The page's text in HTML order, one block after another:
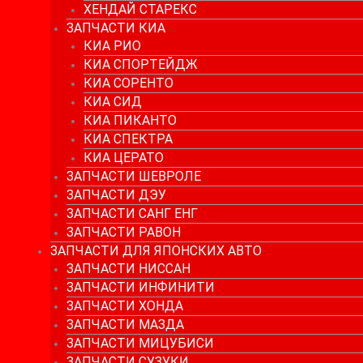
ХЕНДАЙ СТАРЕКС
ЗАПЧАСТИ КИА
КИА РИО
КИА СПОРТЕЙДЖ
КИА СОРЕНТО
КИА СИД
КИА ПИКАНТО
КИА СПЕКТРА
КИА ЦЕРАТО
ЗАПЧАСТИ ШЕВРОЛЕ
ЗАПЧАСТИ ДЭУ
ЗАПЧАСТИ САНГ ЕНГ
ЗАПЧАСТИ РАВОН
ЗАПЧАСТИ ДЛЯ ЯПОНСКИХ АВТО
ЗАПЧАСТИ НИССАН
ЗАПЧАСТИ ИНФИНИТИ
ЗАПЧАСТИ ХОНДА
ЗАПЧАСТИ МАЗДА
ЗАПЧАСТИ МИЦУБИСИ